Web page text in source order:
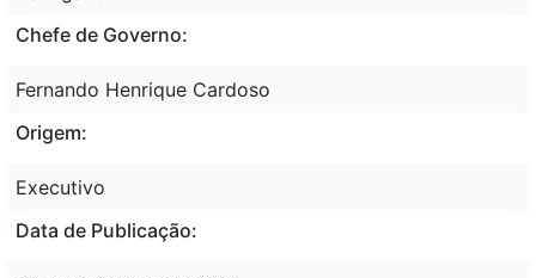
Chefe de Governo:
Fernando Henrique Cardoso
Origem:
Executivo
Data de Publicação: